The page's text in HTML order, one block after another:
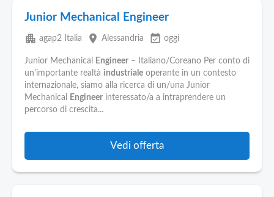
Junior Mechanical Engineer
apartment agap2 Italia place Alessandria event_available oggi
Junior Mechanical Engineer – Italiano/Coreano Per conto di
un'importante realtà industriale operante in un contesto
internazionale, siamo alla ricerca di un/una Junior
Mechanical
Engineer interessato/a a intraprendere un
percorso di crescita...
Vedi offerta